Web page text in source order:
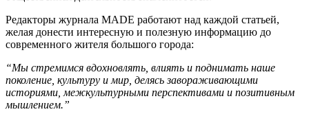
Редакторы журнала MADE работают над каждой статьей,
желая донести интересную и полезную информацию до
современного жителя большого города:
“Мы стремимся вдохновлять, влиять и поднимать наше
поколение, культуру и мир, делясь завораживающими
историями, межкультурными перспективами и позитивным
мышлением.”